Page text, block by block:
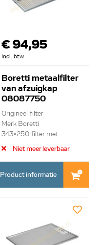
€ 94,95
Incl. btw
Boretti metaalfilter
van afzuigkap
08087750
Origineel filter
Merk Boretti
343x250 filter met
greepje
Niet meer leverbaar
Product informatie